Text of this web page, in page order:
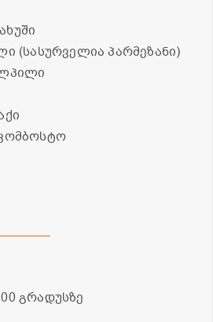
(სასურველია პარმეზანი)
გრადუსზე